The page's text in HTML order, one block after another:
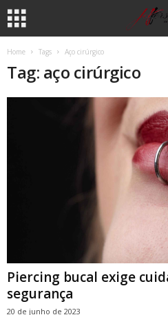
Home Tags Aço cirúrgico
Tag: aço cirúrgico
Piercing bucal exige
segurança
20 de junho de 2023